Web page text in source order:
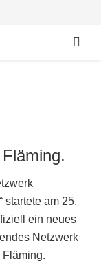
startete am 25.
ein neues
Netzwerk